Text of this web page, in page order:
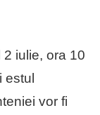
iulie, ora 10
vor fi